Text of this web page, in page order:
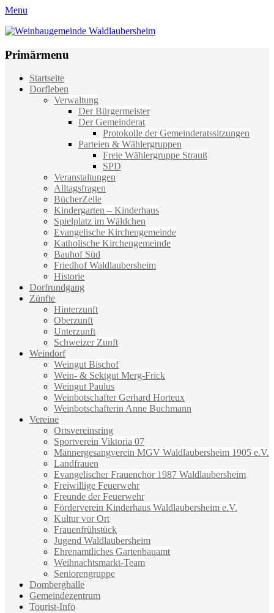
Menu
Weinbaugemeinde Waldlaubersheim
Primärmenu
Weiter
zum
Startseite
Dorfleben
Verwaltung
Der Bürgermeister
Der Gemeinderat
Protokolle der Gemeinderatssitzungen
Parteien & Wählergruppen
Freie Wählergruppe Strauß
SPD
Veranstaltungen
Alltagsfragen
BücherZelle
Kindergarten – Kinderhaus
Spielplatz im Wäldchen
Evangelische Kirchengemeinde
Katholische Kirchengemeinde
Bauhof Süd
Friedhof Waldlaubersheim
Historie
Dorfrundgang
Zünfte
Hinterzunft
Oberzunft
Unterzunft
Schweizer Zunft
Weindorf
Weingut Bischof
Wein- & Sektgut Merg-Frick
Weingut Paulus
Weinbotschafter Gerhard Horteux
Weinbotschafterin Anne Buchmann
Vereine
Ortsvereinsring
Sportverein Viktoria 07
Männergesangverein MGV Waldlaubersheim 1905 e.V.
Landfrauen
Evangelischer Frauenchor 1987 Waldlaubersheim
Freiwillige Feuerwehr
Freunde der Feuerwehr
Förderverein Kinderhaus Waldlaubersheim e.V.
Kultur vor Ort
Frauenfrühstück
Jugend Waldlaubersheim
Ehrenamtliches Gartenbauamt
Weihnachtsmarkt-Team
Seniorengruppe
Domberghalle
Gemeindezentrum
Tourist-Info